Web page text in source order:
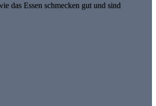
das Essen schmecken gut und sind